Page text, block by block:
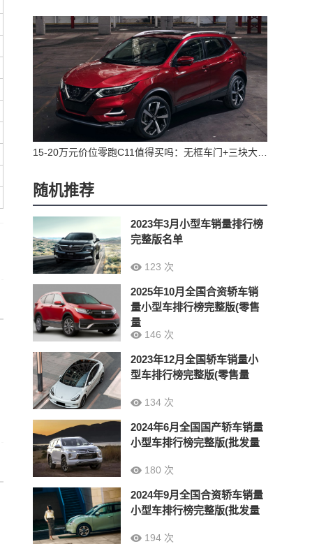
随机推荐
2023年3月小型车销量排行榜
完整版名单
123 次
2025年10月全国合资轿车销
量小型车排行榜完整版(零售
量
146 次
2023年12月全国轿车销量小
型车排行榜完整版(零售量
134 次
2024年6月全国国产轿车销量
小型车排行榜完整版(批发量
180 次
2024年9月全国合资轿车销量
小型车排行榜完整版(批发量
194 次